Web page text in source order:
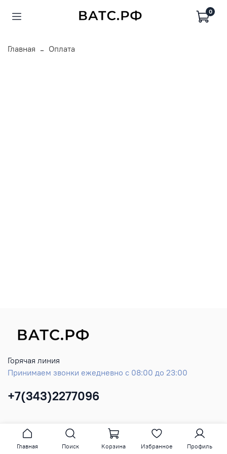
0
Главная Оплата
Горячая линия
Принимаем звонки ежедневно с 08:00 до 23:00
+7(343)2277096
Главная Поиск Корзина Избранное Профиль